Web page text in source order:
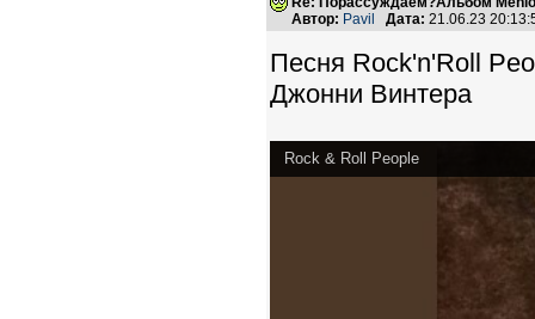
Автор: Pavil Дата: 21.06.23
Песня Rock'n'Roll
Джонни Винтера
Rock & Roll People